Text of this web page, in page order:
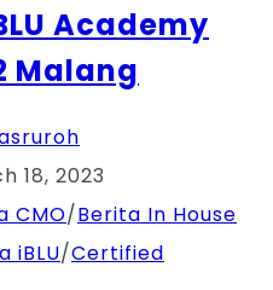
Academy
Malang
18, 2023
CMO/Berita In House
iBLU/Certified